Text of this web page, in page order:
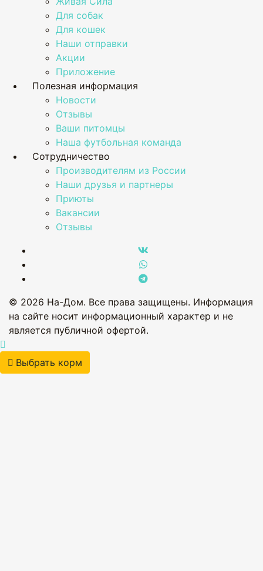
Для собак
Для кошек
Наши отправки
Акции
Приложение
Полезная информация
Новости
Отзывы
Ваши питомцы
Наша футбольная команда
Сотрудничество
Производителям из России
Наши друзья и партнеры
Приюты
Вакансии
Отзывы
© 2026 На-Дом. Все права защищены. Информация
на сайте носит информационный характер и не
является публичной офертой.
Выбрать корм